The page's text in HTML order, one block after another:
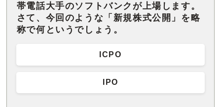
帯電話大手のソフトバンクが上場します。
さて、今回のような「新規株式公開」を略
称で何というでしょう。
ICPO
IPO